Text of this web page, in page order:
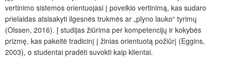
vertinimo sistemos orientuojasi į poveikio vertinimą, kas sudaro
prielaidas atsisakyti ilgesnės trukmės ar „plyno lauko“ tyrimų
(Olssen, 2016). Į studijas žiūrima per kompetencijų ir kokybės
prizmę, kas pakeitė tradicinį į žinias orientuotą požiūrį (Eggins,
2003), o studentai pradėti suvokti kaip klientai.